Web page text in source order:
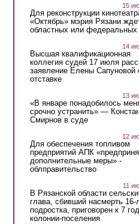
15
Для реконструкции
«Октябрь» мэрия Рязани
областных или федеральных
14
Высшая квалификационная
коллегия судей 17 июля
заявление Елены Сапуновой
отставке
13
«В январе понадобилось
срочно устранить» —
Смирнов в суде
12
Для обеспечения топливом
предприятий АПК
дополнительные меры» -
облправительство
11
В Рязанской области
глава, сбивший насмерть 16-
подростка, приговорен к 7
колонии-поселения